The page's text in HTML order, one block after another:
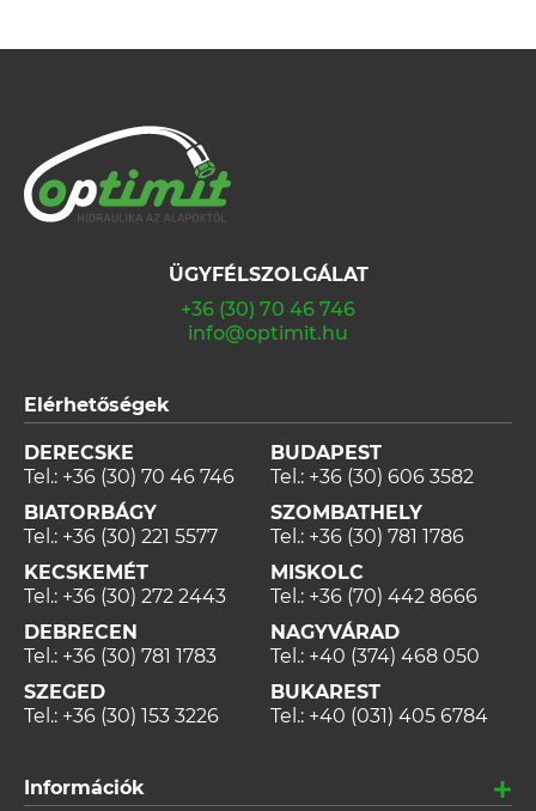
ÜGYFÉLSZOLGÁLAT
+36 (30) 70 46 746
info@optimit.hu
Elérhetőségek
DERECSKE
Tel.: +36 (30) 70 46 746
BIATORBÁGY
Tel.: +36 (30) 221 5577
KECSKEMÉT
Tel.: +36 (30) 272 2443
DEBRECEN
Tel.: +36 (30) 781 1783
SZEGED
Tel.: +36 (30) 153 3226
BUDAPEST
Tel.: +36 (30) 606 3582
SZOMBATHELY
Tel.: +36 (30) 781 1786
MISKOLC
Tel.: +36 (70) 442 8666
NAGYVÁRAD
Tel.: +40 (374) 468 050
BUKAREST
Tel.: +40 (031) 405 6784
Információk